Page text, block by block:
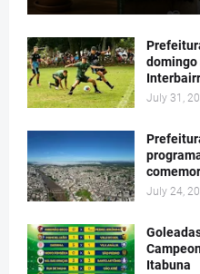
domingo
July 31,
July 24,
Itabuna